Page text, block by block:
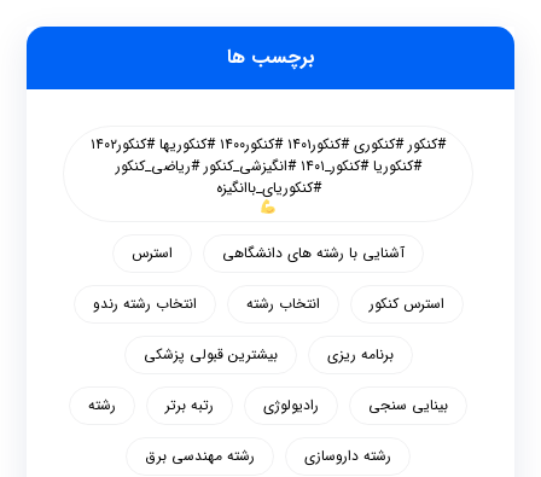
برچسب ها
#کنکور #کنکوری #کنکور۱۴۰۱ #کنکور۱۴۰۰ #کنکوریها #کنکور۱۴۰۲
#کنکوریا #کنکور_۱۴۰۱ #انگیزشی_کنکور #ریاضی_کنکور
#کنکوریای_باانگیزه
آشنایی با رشته های دانشگاهی استرس
استرس کنکور انتخاب رشته انتخاب رشته رندو
برنامه ریزی بیشترین قبولی پزشکی
بینایی سنجی رادیولوژی رتبه برتر رشته
رشته داروسازی رشته مهندسی برق